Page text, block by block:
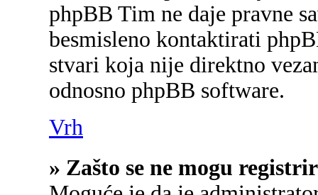
phpBB Tim ne daje pravne
besmisleno kontaktirati
stvari koja nije direktno
odnosno phpBB software.
Vrh
» Zašto se ne mogu